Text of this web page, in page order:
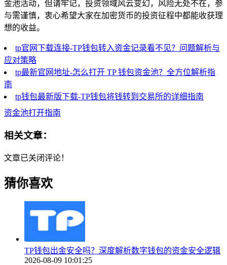
金池活动，但请牢记，投资领域风云变幻，风险无处不在，参
与需谨慎，衷心希望大家在加密货币的投资征程中都能收获理
想的收益。
tp官网下载连接-TP钱包转入资金记录看不见？问题解析与
应对策略
tp最新官网地址-怎么打开 TP 钱包资金池？全方位解析指
南
tp钱包最新版下载-TP钱包将钱转到交易所的详细指南
资金池打开指南
相关文章：
文章已关闭评论！
猜你喜欢
TP钱包出金安全吗？深度解析数字钱包的资金安全逻辑
2026-08-09 10:01:25